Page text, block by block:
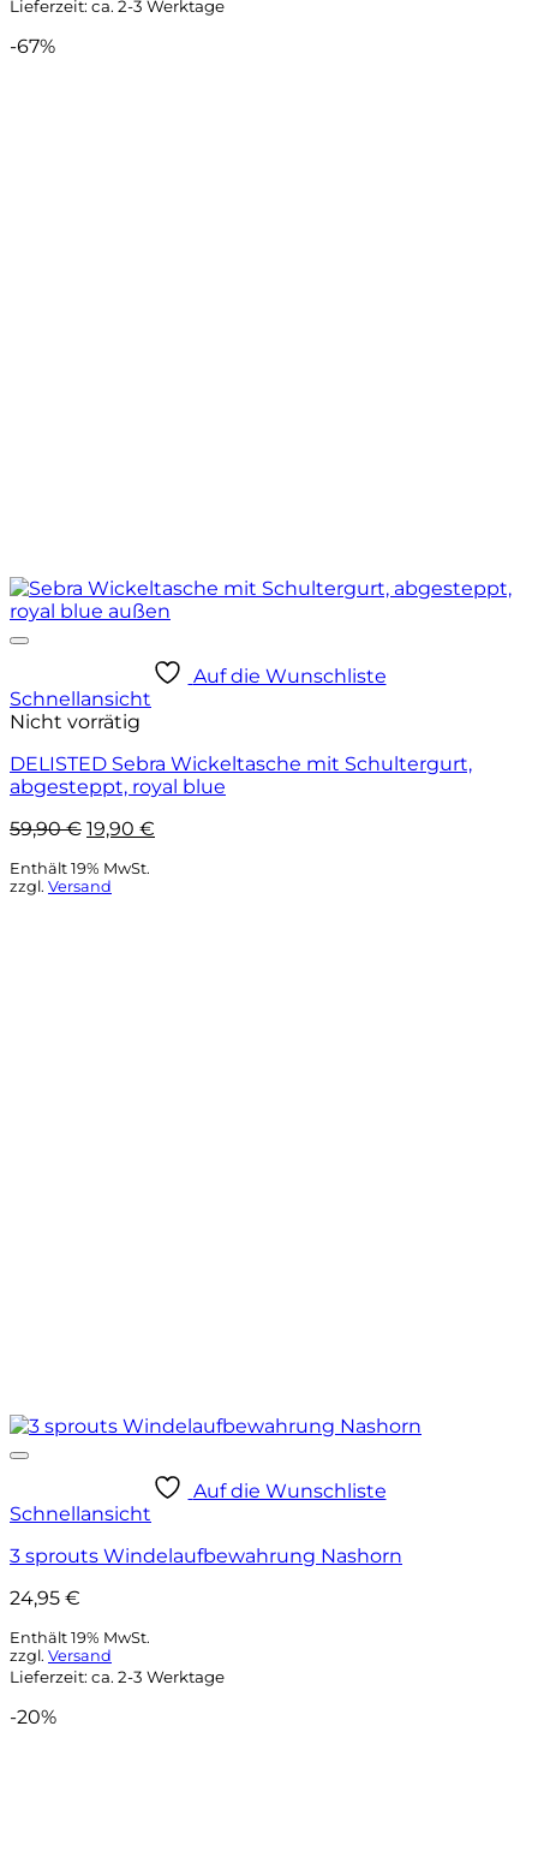
Lieferzeit: ca. 2-3 Werktage
-67%
Auf die Wunschliste
Schnellansicht
Nicht vorrätig
DELISTED Sebra Wickeltasche mit Schultergurt,
abgesteppt, royal blue
59,90€ Ursprünglicher
war:
59,90 €
19,90 €
Enthält 19% MwSt.
zzgl. Versand
Auf die Wunschliste
Schnellansicht
3 sprouts Windelaufbewahrung Nashorn
24,95 €
Enthält 19% MwSt.
zzgl. Versand
Lieferzeit: ca. 2-3 Werktage
-20%